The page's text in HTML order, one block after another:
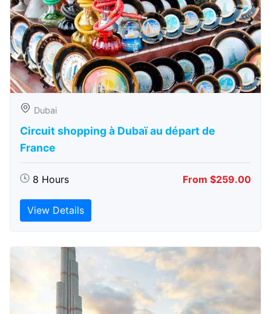
Dubai
Circuit shopping à Dubaï au départ de
France
8 Hours From $259.00
View Details